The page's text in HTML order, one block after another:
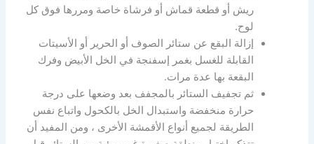
ريش أو قطعة قماش أو فرشاة خاصة ومررها فوق كل
لوح.
إزالة البقع عن ستائر الصوف أو الحرير أو الأسيتات
القابلة للغسل بغمر إسفنجة في الخل الأبيض وفرك
البقعة بها عدة مرات.
ثم تجفيف الستائر بالمجفف بعد وضعها على درجة
حرارة منخفضة واستبدال الخل بالكحول واتباع نفس
الطريقة لجميع أنواع الأقمشة الأخرى ، ومن المفيد أن